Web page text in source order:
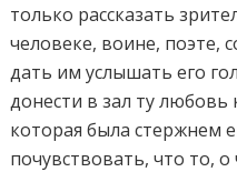
только рассказать
человеке, воине, поэте,
дать им услышать его
донести в зал ту
которая была стержнем
почувствовать, что то,